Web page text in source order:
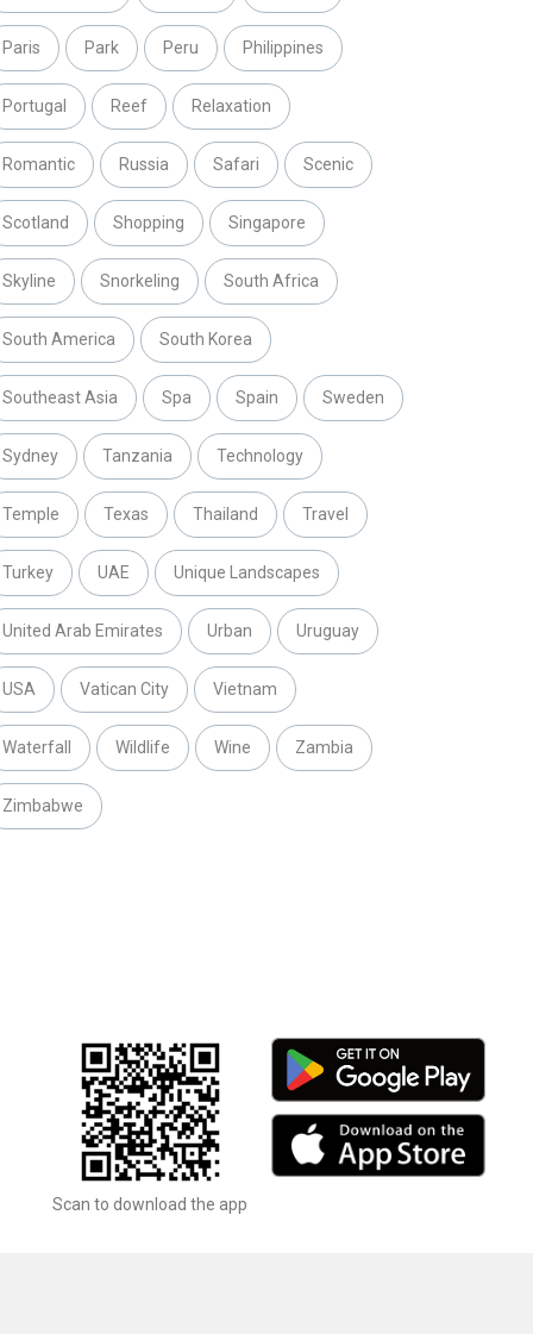
Paris Park Peru Philippines
Portugal Reef Relaxation
Romantic Russia Safari Scenic
Scotland Shopping Singapore
Skyline Snorkeling South Africa
South America South Korea
Southeast Asia Spa Spain Sweden
Sydney Tanzania Technology
Temple Texas Thailand Travel
Turkey UAE Unique Landscapes
United Arab Emirates Urban Uruguay
USA Vatican City Vietnam
Waterfall Wildlife Wine Zambia
Zimbabwe
Scan to download the app